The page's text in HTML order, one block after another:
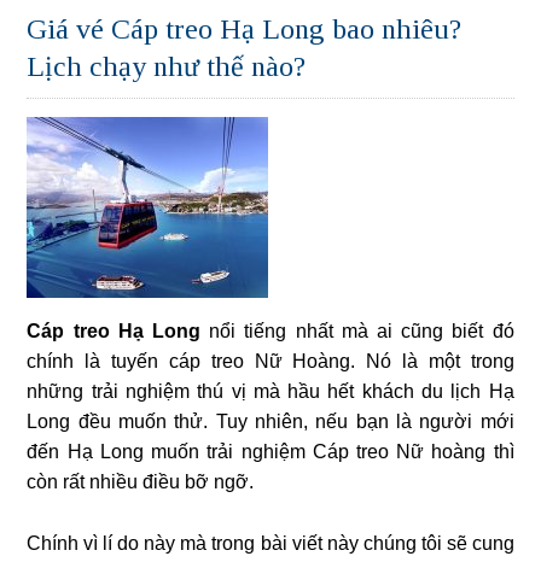
Giá vé Cáp treo Hạ Long bao nhiêu?
Lịch chạy như thế nào?
Cáp treo Hạ Long nổi tiếng nhất mà ai cũng biết đó
chính là tuyến cáp treo Nữ Hoàng. Nó là một trong
những trải nghiệm thú vị mà hầu hết khách du lịch Hạ
Long đều muốn thử. Tuy nhiên, nếu bạn là người mới
đến Hạ Long muốn trải nghiệm Cáp treo Nữ hoàng thì
còn rất nhiều điều bỡ ngỡ.
Chính vì lí do này mà trong bài viết này chúng tôi sẽ cung